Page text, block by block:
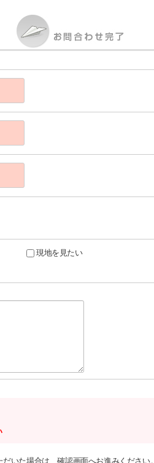
現地を見たい
いた場合は、確認画面へお進みください。